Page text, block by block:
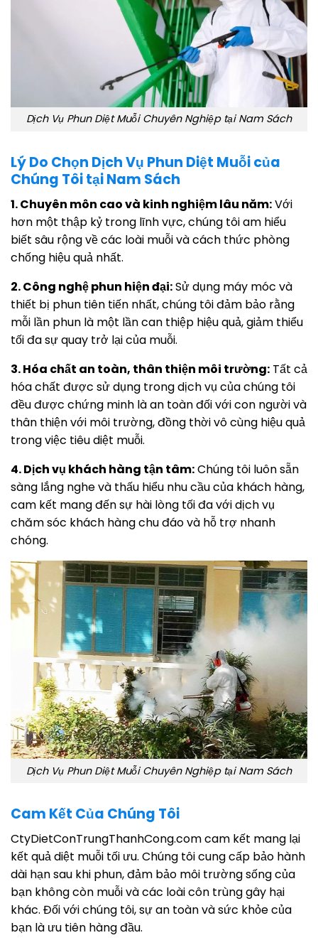
Dịch Vụ Phun Diệt Muỗi Chuyên Nghiệp tại Nam Sách
Lý Do Chọn Dịch Vụ Phun Diệt Muỗi của
Chúng Tôi tại Nam Sách
1. Chuyên môn cao và kinh nghiệm lâu năm:Với
hơn một thập kỷ trong lĩnh vực, chúng tôi am hiểu
biết sâu rộng về các loài muỗi và cách thức phòng
chống hiệu quả nhất.
2. Công nghệ phun hiện đại:Sử dụng máy móc và
thiết bị phun tiên tiến nhất, chúng tôi đảm bảo rằng
mỗi lần phun là một lần can thiệp hiệu quả, giảm thiểu
tối đa sự quay trở lại của muỗi.
3. Hóa chất an toàn, thân thiện môi trường: Tất cả
hóa chất được sử dụng trong dịch vụ của chúng tôi
đều được chứng minh là an toàn đối với con người và
thân thiện với môi trường, đồng thời vô cùng hiệu quả
trong việc tiêu diệt muỗi.
4. Dịch vụ khách hàng tận tâm:Chúng tôi luôn sẵn
sàng lắng nghe và thấu hiểu nhu cầu của khách hàng,
cam kết mang đến sự hài lòng tối đa với dịch vụ
chăm sóc khách hàng chu đáo và hỗ trợ nhanh
chóng.
Dịch Vụ Phun Diệt Muỗi Chuyên Nghiệp tại Nam Sách
Cam Kết Của Chúng Tôi
CtyDietConTrungThanhCong.com cam kết mang lại
kết quả diệt muỗi tối ưu. Chúng tôi cung cấp bảo hành
dài hạn sau khi phun, đảm bảo môi trường sống của
bạn không còn muỗi và các loài côn trùng gây hại
khác. Đối với chúng tôi, sự an toàn và sức khỏe của
bạn là ưu tiên hàng đầu.